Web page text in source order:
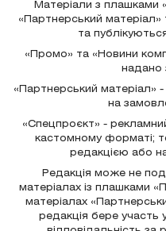
Матеріали з плашками
«Партнерський
та
«Промо» та «Новини
надано
«Партнерський матеріал»
на
«Спецпроєкт» -
кастомному форматі;
редакцією або
Редакція може не
матеріалах із плашками
матеріалах
редакція бере участь